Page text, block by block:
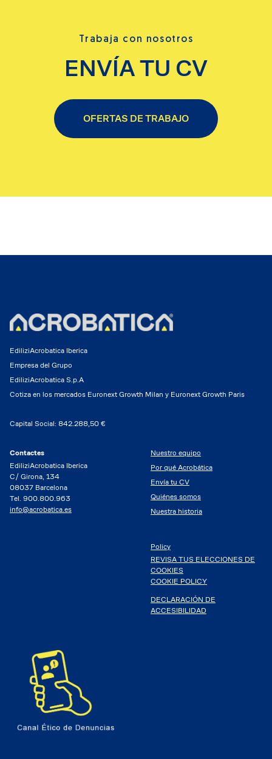
Trabaja con nosotros
ENVÍA TU CV
OFERTAS DE TRABAJO
EdiliziAcrobatica Iberica
Empresa del Grupo
EdiliziAcrobatica S.p.A
Cotiza en los mercados Euronext Growth Milan y Euronext Growth Paris
Capital Social: 842.288,50 €
Contactes
EdiliziAcrobatica Iberica
C/ Girona, 134
08037 Barcelona
Tel. 900.800.963
info@acrobatica.es
Nuestro equipo
Por qué Acrobática
Envía tu CV
Quiénes somos
Nuestra historia
Policy
REVISA TUS ELECCIONES DE
COOKIES
COOKIE POLICY
DECLARACIÓN DE
ACCESIBILIDAD